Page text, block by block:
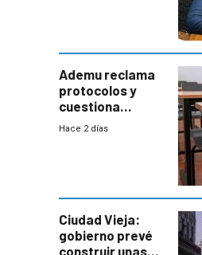
Ademu reclama
protocolos y
cuestiona
demora de
Hace 2 días
Ciudad Vieja:
gobierno prevé
construir unas